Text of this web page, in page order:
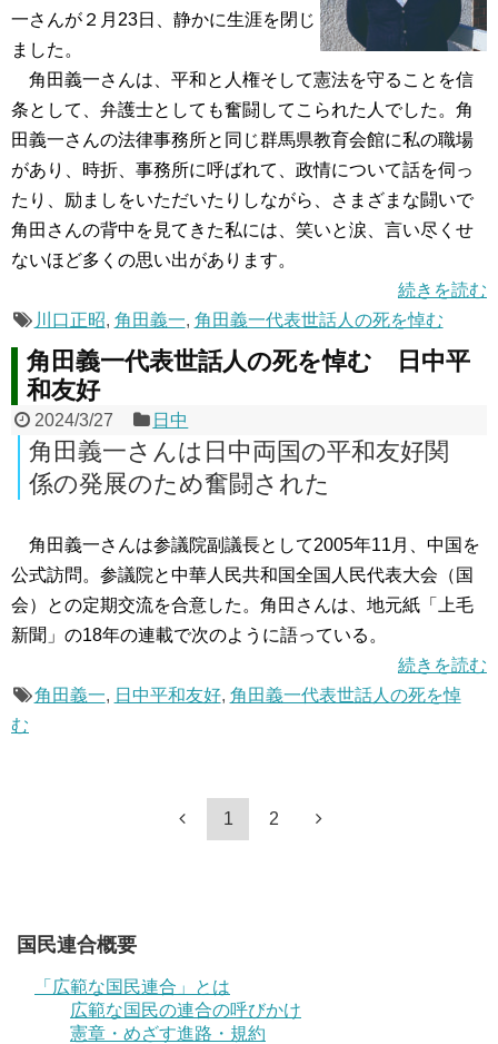
一さんが２月23日、静かに生涯を閉じ
ました。
角田義一さんは、平和と人権そして憲法を守ることを信
条として、弁護士としても奮闘してこられた人でした。角
田義一さんの法律事務所と同じ群馬県教育会館に私の職場
があり、時折、事務所に呼ばれて、政情について話を伺っ
たり、励ましをいただいたりしながら、さまざまな闘いで
角田さんの背中を見てきた私には、笑いと涙、言い尽くせ
ないほど多くの思い出があります。
続きを読む
川口正昭, 角田義一, 角田義一代表世話人の死を悼む
角田義一代表世話人の死を悼む 日中平
和友好
2024/3/27 日中
角田義一さんは日中両国の平和友好関
係の発展のため奮闘された
角田義一さんは参議院副議長として2005年11月、中国を
公式訪問。参議院と中華人民共和国全国人民代表大会（国
会）との定期交流を合意した。角田さんは、地元紙「上毛
新聞」の18年の連載で次のように語っている。
続きを読む
角田義一, 日中平和友好, 角田義一代表世話人の死を悼
む
1 2
国民連合概要
「広範な国民連合」とは
広範な国民の連合の呼びかけ
憲章・めざす進路・規約